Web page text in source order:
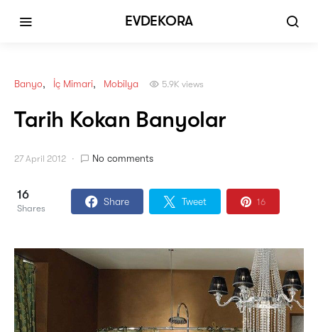
EVDEKORA
Banyo İç Mimari Mobilya 5.9K views
Tarih Kokan Banyolar
27 April 2012 No comments
16
Shares
Share Tweet 16